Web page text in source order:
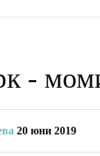
-
20 юни 2019